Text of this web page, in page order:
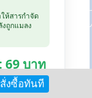
ห้สารกำจัด
ถูกแมลง
69 บาท
ท
สั่งซื้อทันที